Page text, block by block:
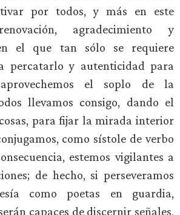
por todos, y más en este
agradecimiento y
el que tan sólo se requiere
percatarlo y autenticidad para
el soplo de la
llevamos consigo, dando el
para fijar la mirada interior
como sístole de verbo
estemos vigilantes a
de hecho, si perseveramos
como poetas en guardia,
capaces de discernir señales,